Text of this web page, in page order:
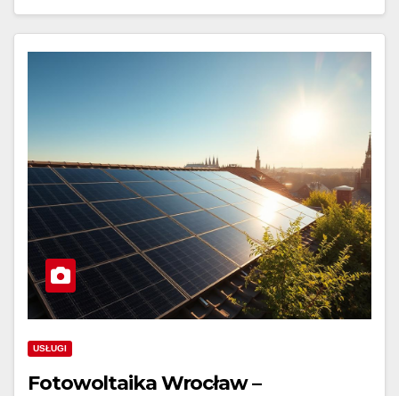
USŁUGI
Fotowoltaika Wrocław –